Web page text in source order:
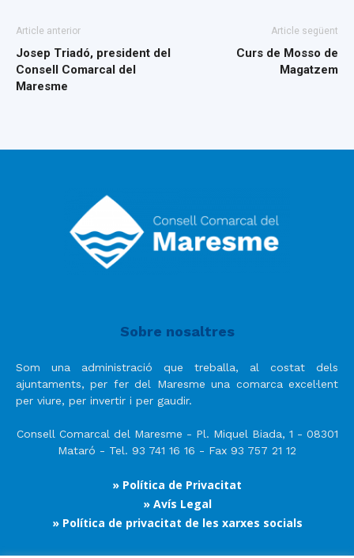
Article anterior
Josep Triadó, president del
Consell Comarcal del
Maresme
Article següent
Curs de Mosso de
Magatzem
Sobre nosaltres
Som una administració que treballa, al costat dels
ajuntaments, per fer del Maresme una comarca excel·lent
per viure, per invertir i per gaudir.
Consell Comarcal del Maresme - Pl. Miquel Biada, 1 - 08301
Mataró - Tel. 93 741 16 16 - Fax 93 757 21 12
» Política de Privacitat
» Avís Legal
» Política de privacitat de les xarxes socials